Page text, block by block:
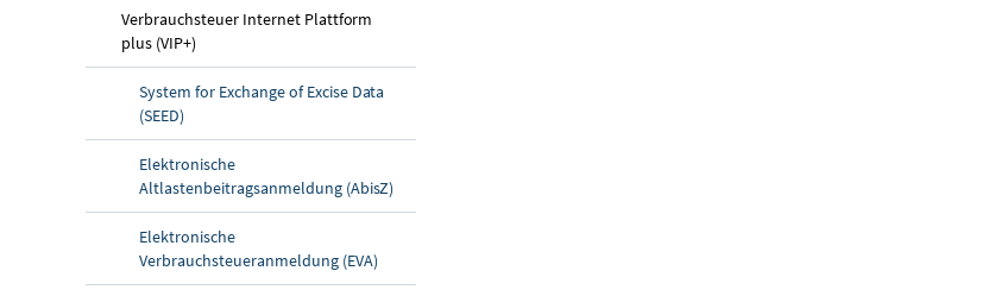
Verbrauchsteuer Internet Plattform
plus (VIP+)
System for Exchange of Excise Data
(SEED)
Elektronische
Altlastenbeitragsanmeldung (AbisZ)
Elektronische
Verbrauchsteueranmeldung (EVA)